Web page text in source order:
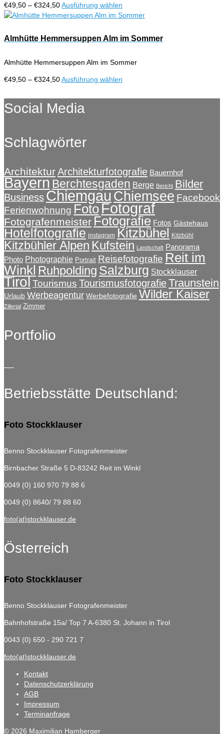
Produktseite
gewählt
€49,50 – €324,50Preisspanne:
€49,50
€324,50
Ausführung wählen
Produkt
mehrere
Varianten
Die
können
Almhütte Hemmersuppen Alm im Sommer
Almhütte Hemmersuppen Alm im Sommer
€49,50 – €324,50Preisspanne:
bis
€324,50
Ausführung wählen
weist
auf
der
Produktseite
gewählt
werden
Social Media
Schlagwörter
ArchitekturArchitekturfotografie Bauernhof
Bayern Berchtesgaden Berge Bericht Bilder
BusinessChiemgauChiemsee Facebook
Ferienwohnung FotoFotograf
Fotografenmeister Fotografie Fotos Gästehaus
Hotelfotografie instagram Kitzbühel Kitzbühl
Kitzbühler Alpen Kufstein Landschaft Panorama
Photo Photographie Portrait Reisefotografie Reit im
Winkl Ruhpolding Salzburg Stockklauser
TirolTourismus TourismusfotografieTraunstein
Urlaub Werbeagentur Werbefotografie Wilder Kaiser
Zillertal Zimmer
Portfolio
Betriebsstätte Deutschland:
Foto Stockklauser
Benno Stockklauser Fotografenmeister
Birnbacher Straße 5 D-83242 Reit im Winkl
0049 (0) 160 970 79 88 6
0049 (0) 8640/ 79 88 60
foto(at)stockklauser.de
Österreich
Foto Stockklauser
Benno Stockklauser Fotografenmeister
Bahnhofstraße 15a/ Top 7 A-6380 St. Johann in Tirol
0043 (0) 650 - 290 721 7
foto(at)stockklauser.de
Kontakt
Datenschutzerklärung
AGB
Impressum
Terminanfrage
© 2026 Maximilian Hamberger